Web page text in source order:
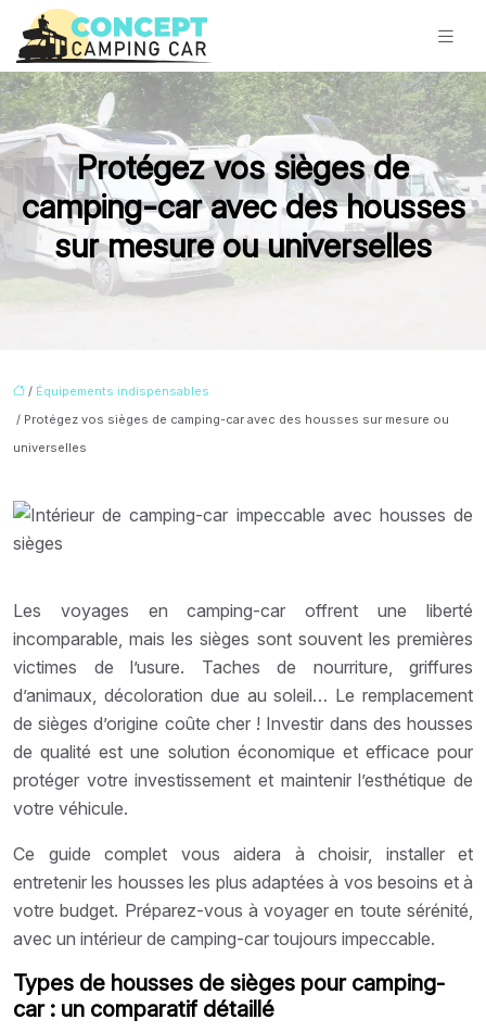
Protégez vos sièges de
camping-car avec des housses
sur mesure ou universelles
/ Équipements indispensables
/ Protégez vos sièges de camping-car avec des housses sur mesure ou
universelles
Les voyages en camping-car offrent une liberté
incomparable, mais les sièges sont souvent les premières
victimes de l’usure. Taches de nourriture, griffures
d’animaux, décoloration due au soleil… Le remplacement
de sièges d’origine coûte cher ! Investir dans des housses
de qualité est une solution économique et efficace pour
protéger votre investissement et maintenir l’esthétique de
votre véhicule.
Ce guide complet vous aidera à choisir, installer et
entretenir les housses les plus adaptées à vos besoins et à
votre budget. Préparez-vous à voyager en toute sérénité,
avec un intérieur de camping-car toujours impeccable.
Types de housses de sièges pour camping-
car : un comparatif détaillé